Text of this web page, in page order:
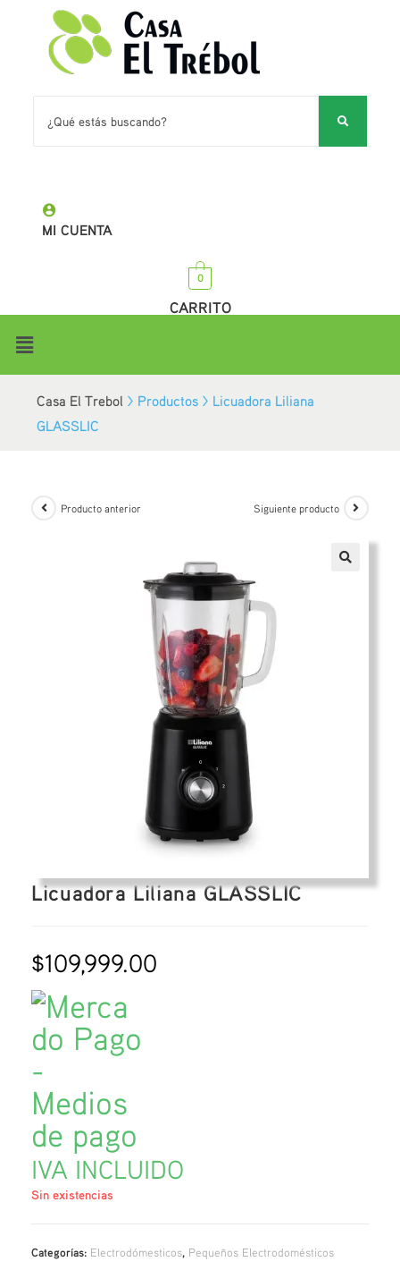
MI CUENTA
0
CARRITO
Casa El Trebol > Productos > Licuadora Liliana
GLASSLIC
Producto anterior Siguiente producto
Licuadora Liliana GLASSLIC
$109,999.00
IVA INCLUIDO
Sin existencias
Categorías: Electrodómesticos, Pequeños Electrodomésticos